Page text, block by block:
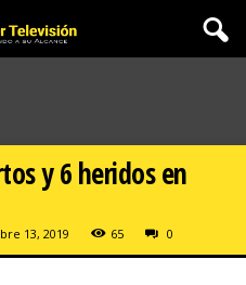
y 6 heridos en
13, 2019 65 0